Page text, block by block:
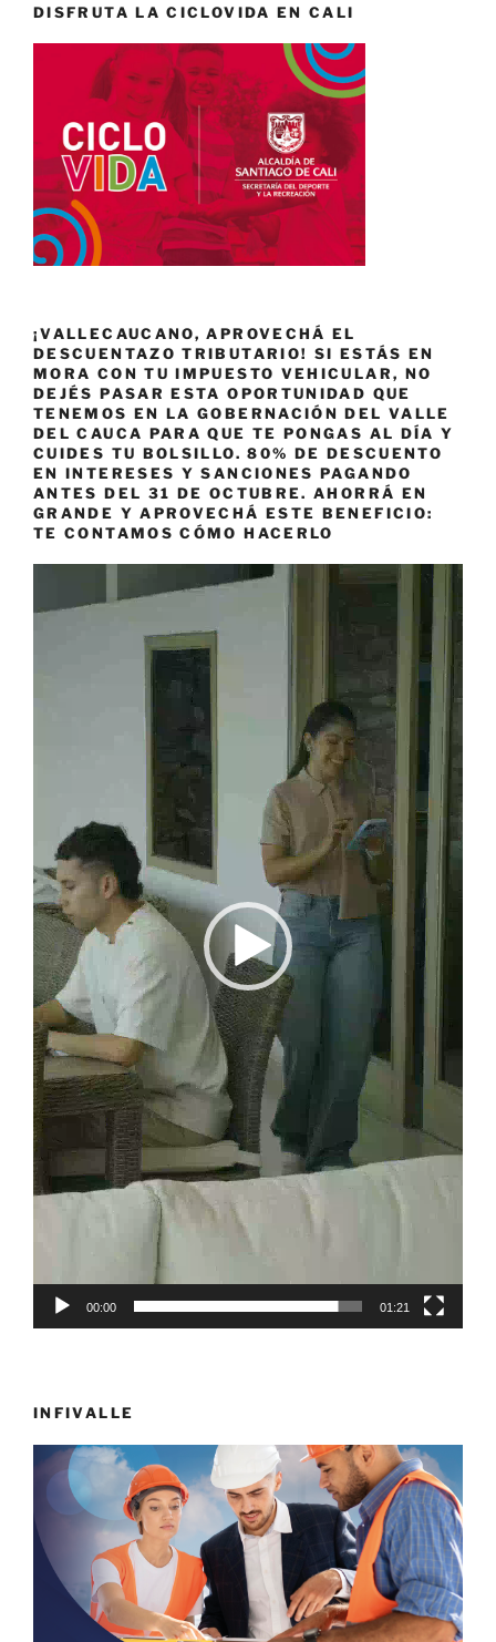
DISFRUTA LA CICLOVIDA EN CALI
¡VALLECAUCANO, APROVECHÁ EL
DESCUENTAZO TRIBUTARIO! SI ESTÁS EN
MORA CON TU IMPUESTO VEHICULAR, NO
DEJÉS PASAR ESTA OPORTUNIDAD QUE
TENEMOS EN LA GOBERNACIÓN DEL VALLE
DEL CAUCA PARA QUE TE PONGAS AL DÍA Y
CUIDES TU BOLSILLO. 80% DE DESCUENTO
EN INTERESES Y SANCIONES PAGANDO
ANTES DEL 31 DE OCTUBRE. AHORRÁ EN
GRANDE Y APROVECHÁ ESTE BENEFICIO:
TE CONTAMOS CÓMO HACERLO
00:00 01:21
INFIVALLE